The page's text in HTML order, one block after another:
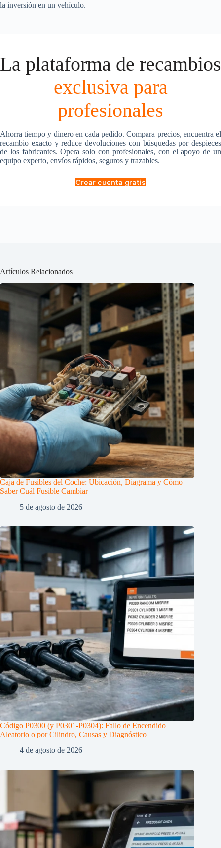
la inversión en un vehículo.
La plataforma de recambios
exclusiva para
profesionales
Ahorra tiempo y dinero en cada pedido. Compara precios, encuentra el
recambio exacto y reduce devoluciones con búsquedas por despieces
de los fabricantes. Opera solo con profesionales, con el apoyo de un
equipo experto, envíos rápidos, seguros y trazables.
Crear cuenta gratis
Artículos Relacionados
Caja de Fusibles del Coche: Ubicación, Diagrama y Cómo
Saber Cuál Fusible Cambiar
5 de agosto de 2026
Código P0300 (y P0301-P0304): Fallo de Encendido
Aleatorio o por Cilindro, Causas y Diagnóstico
4 de agosto de 2026